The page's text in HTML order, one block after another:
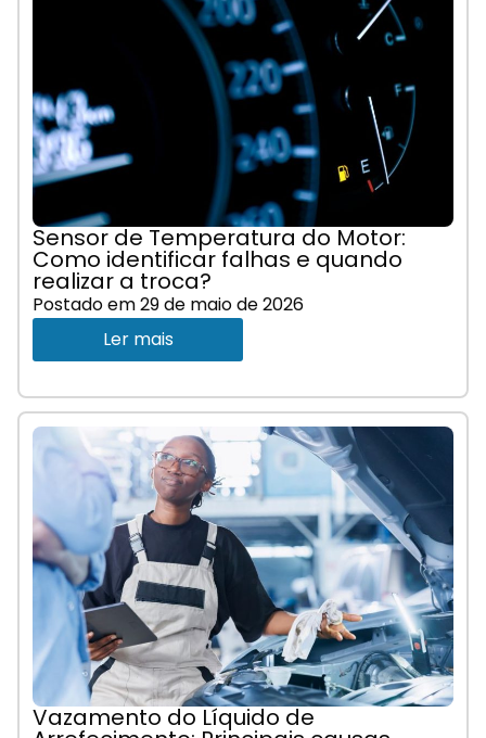
Sensor de Temperatura do Motor:
Como identificar falhas e quando
realizar a troca?
Postado em29 de maio de 2026
Ler mais
Vazamento do Líquido de